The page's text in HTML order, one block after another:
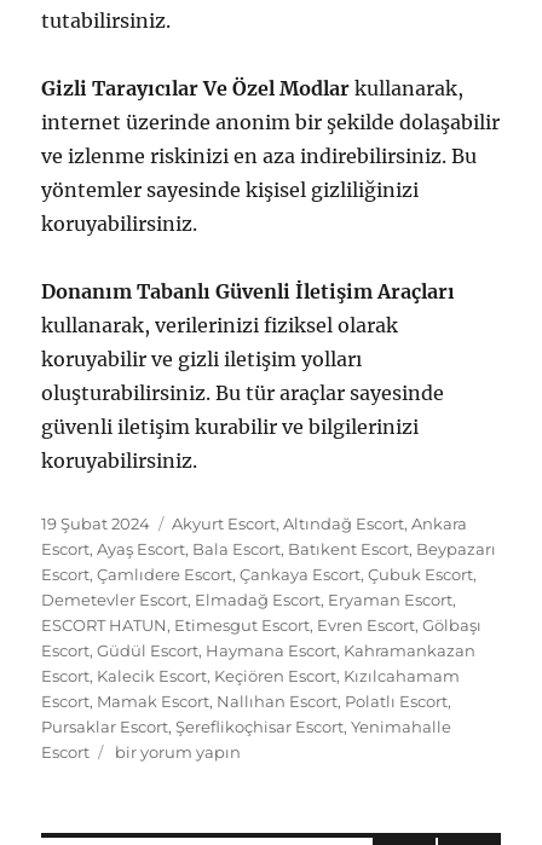
tutabilirsiniz.
Gizli Tarayıcılar Ve Özel Modlar kullanarak,
internet üzerinde anonim bir şekilde dolaşabilir
ve izlenme riskinizi en aza indirebilirsiniz. Bu
yöntemler sayesinde kişisel gizliliğinizi
koruyabilirsiniz.
Donanım Tabanlı Güvenli İletişim Araçları
kullanarak, verilerinizi fiziksel olarak
koruyabilir ve gizli iletişim yolları
oluşturabilirsiniz. Bu tür araçlar sayesinde
güvenli iletişim kurabilir ve bilgilerinizi
koruyabilirsiniz.
Yayın
tarihi
19 Şubat 2024 Kategoriler
Akyurt Escort,Altındağ Escort,Ankara
Escort,Ayaş Escort, Bala Escort, Batıkent Escort, Beypazarı
Escort,Çamlıdere Escort,Çankaya Escort,Çubuk Escort,
Demetevler Escort, Elmadağ Escort, Eryaman Escort,
ESCORT HATUN, Etimesgut Escort, Evren Escort,Gölbaşı
Escort,Güdül Escort, Haymana Escort, Kahramankazan
Escort, Kalecik Escort, Keçiören Escort, Kızılcahamam
Escort, Mamak Escort, Nallıhan Escort, Polatlı Escort,
Pursaklar Escort,Şereflikoçhisar Escort,Yenimahalle
Escort
Sincan
bir yorum yapın